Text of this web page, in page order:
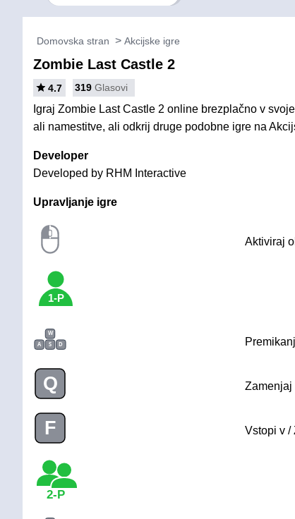
Domovska stran Akcijske igre
Zombie Last Castle 2
4.7 319 Glasovi
Igraj Zombie Last Castle 2 online brezplačno v
ali namestitve, ali odkrij druge podobne igre na
Developer
Developed by RHM Interactive
Upravljanje igre
Aktiviraj
1-P
W
A
S D
Q Zamenjaj
F Vstopi v /
2-P